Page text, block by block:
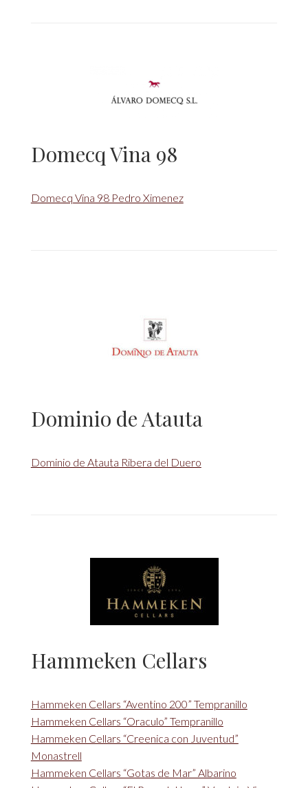
Domecq Vina 98
Domecq Vina 98 Pedro Ximenez
Dominio de Atauta
Dominio de Atauta Ribera del Duero
Hammeken Cellars
Hammeken Cellars “Aventino 200” Tempranillo
Hammeken Cellars “Oraculo” Tempranillo
Hammeken Cellars “Creenica con Juventud”
Monastrell
Hammeken Cellars “Gotas de Mar” Albarino